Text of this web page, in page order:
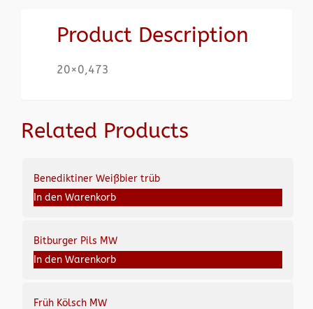
Product Description
20×0,473
Related Products
Benediktiner Weißbier trüb
In den Warenkorb
Bitburger Pils MW
In den Warenkorb
Früh Kölsch MW